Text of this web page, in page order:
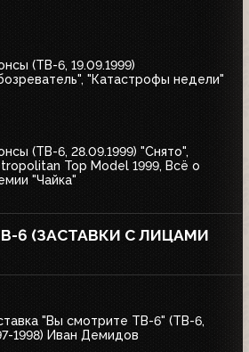
(ТВ-6, 19.09.1999)
"Катастрофы недели"
(ТВ-6, 28.09.1999) "Снято",
Top Model 1999, Всё о
"Чайка"
6 (ЗАСТАВКИ С ЛИЦАМИ
"Вы смотрите ТВ-6" (ТВ-6,
1998) Иван Демидов